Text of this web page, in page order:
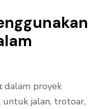
dalam proyek
untuk jalan, trotoar,